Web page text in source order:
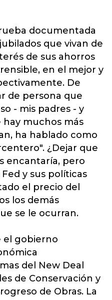
documentada
que vivan de
de sus ahorros
en el mejor y
De
de persona que
- mis padres - y
muchos más
ha hablado como
¿Dejar que
encantaría, pero
y sus políticas
el precio del
los demás
se le ocurran.
el gobierno
del New Deal
de Conservación y
de Obras. La